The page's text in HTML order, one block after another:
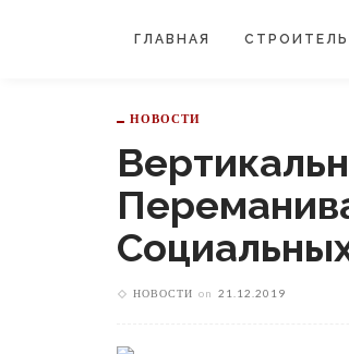
ГЛАВНАЯ
НОВОСТИ
НОВОСТИ on 21.12.2019